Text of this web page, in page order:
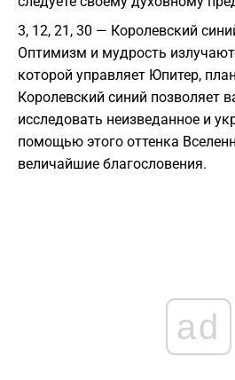
3, 12, 21, 30 — Королевский
Оптимизм и мудрость
которой управляет Юпитер,
Королевский синий позволяет
исследовать неизведанное и
помощью этого оттенка
величайшие благословения.
ad